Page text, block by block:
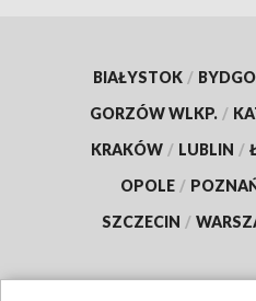
BIAŁYSTOK /
GORZÓW WLKP. /
KRAKÓW / LUBLIN /
OPOLE /
SZCZECIN /